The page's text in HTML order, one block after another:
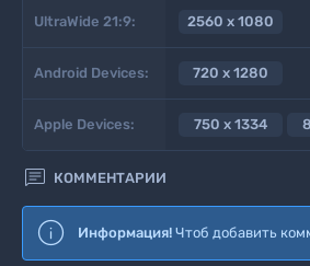
UltraWide 21:9: 2560 x 1080
Android Devices: 720 x 1280
Apple Devices: 750 x 1334
 КОММЕНТАРИИ
Информация! Чтоб добавить